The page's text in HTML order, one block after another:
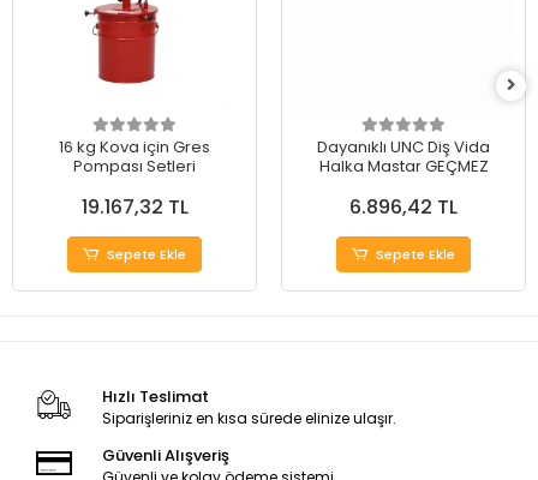
16 kg Kova için Gres
Pompası Setleri
19.167,32 TL
Sepete Ekle
Dayanıklı UNC Diş Vida
Halka Mastar GEÇMEZ
6.896,42 TL
Sepete Ekle
Hızlı Teslimat
Siparişleriniz en kısa sürede elinize ulaşır.
Güvenli Alışveriş